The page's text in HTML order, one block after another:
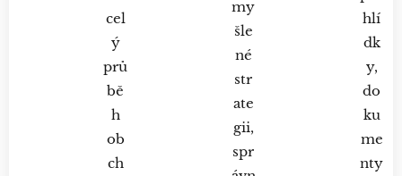
cel
ý
prů
bě
h
ob
ch
my
šle
né
str
ate
gii,
spr
hlí
dk
y,
do
ku
me
nty